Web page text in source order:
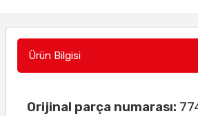
Ürün Bilgisi
Orijinal parça numarası: